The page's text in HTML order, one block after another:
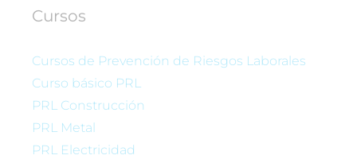
Cursos
Cursos de Prevención de Riesgos Laborales
Curso básico PRL
PRL Construcción
PRL Metal
PRL Electricidad